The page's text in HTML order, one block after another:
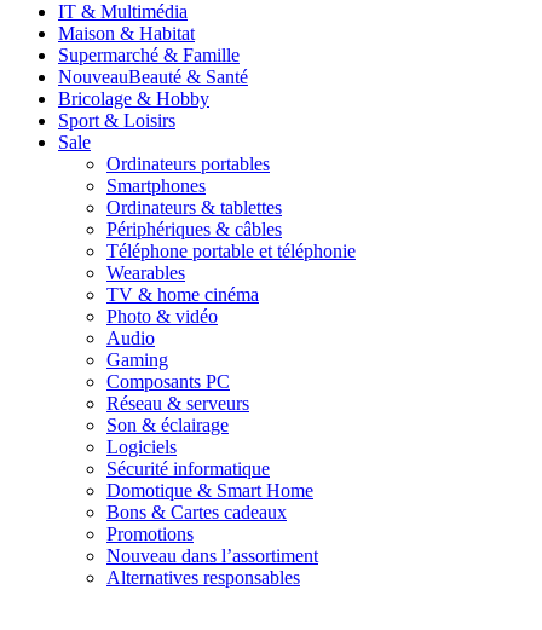
IT & Multimédia
Maison & Habitat
Supermarché & Famille
NouveauBeauté & Santé
Bricolage & Hobby
Sport & Loisirs
Sale
Ordinateurs portables
Smartphones
Ordinateurs & tablettes
Périphériques & câbles
Téléphone portable et téléphonie
Wearables
TV & home cinéma
Photo & vidéo
Audio
Gaming
Composants PC
Réseau & serveurs
Son & éclairage
Logiciels
Sécurité informatique
Domotique & Smart Home
Bons & Cartes cadeaux
Promotions
Nouveau dans l’assortiment
Alternatives responsables